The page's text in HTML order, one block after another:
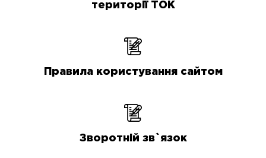
території ТОК
Правила користування сайтом
Зворотній зв`язок